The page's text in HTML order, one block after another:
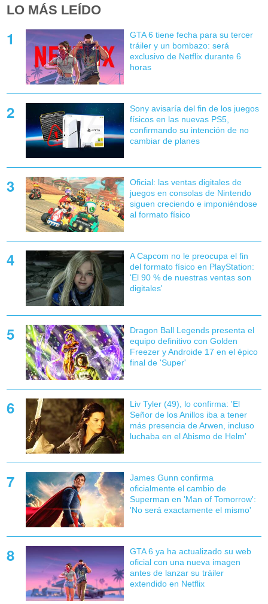
LO MÁS LEÍDO
GTA 6 tiene fecha para su tercer
tráiler y un bombazo: será
exclusivo de Netflix durante 6
horas
Sony avisaría del fin de los juegos
físicos en las nuevas PS5,
confirmando su intención de no
cambiar de planes
Oficial: las ventas digitales de
juegos en consolas de Nintendo
siguen creciendo e imponiéndose
al formato físico
A Capcom no le preocupa el fin
del formato físico en PlayStation:
'El 90 % de nuestras ventas son
digitales'
Dragon Ball Legends presenta el
equipo definitivo con Golden
Freezer y Androide 17 en el épico
final de 'Super'
Liv Tyler (49), lo confirma: 'El
Señor de los Anillos iba a tener
más presencia de Arwen, incluso
luchaba en el Abismo de Helm'
James Gunn confirma
oficialmente el cambio de
Superman en 'Man of Tomorrow':
'No será exactamente el mismo'
GTA 6 ya ha actualizado su web
oficial con una nueva imagen
antes de lanzar su tráiler
extendido en Netflix